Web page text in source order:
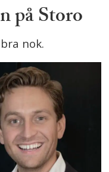
på Storo
nok.